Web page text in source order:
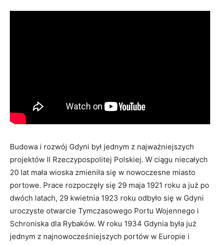
Budowa i rozwój Gdyni był jednym z najważniejszych
projektów II Rzeczypospolitej Polskiej. W ciągu niecałych
20 lat mała wioska zmieniła się w nowoczesne miasto
portowe. Prace rozpoczęły się 29 maja 1921 roku a już po
dwóch latach, 29 kwietnia 1923 roku odbyło się w Gdyni
uroczyste otwarcie Tymczasowego Portu Wojennego i
Schroniska dla Rybaków. W roku 1934 Gdynia była już
jednym z najnowocześniejszych portów w Europie i